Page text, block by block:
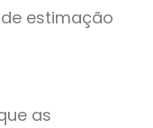
estimação
as